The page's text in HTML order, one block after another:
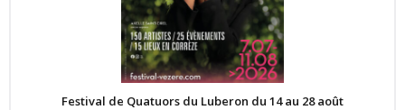
Festival de Quatuors du Luberon du 14 au 28 août